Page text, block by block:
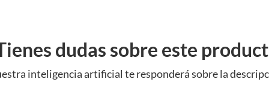
dudas sobre este
inteligencia artificial te responderá sobre la